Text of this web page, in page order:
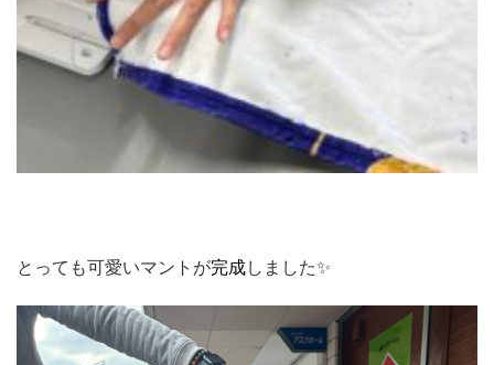
とっても可愛いマントが完成しました✨